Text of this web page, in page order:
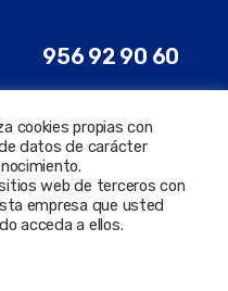
956 92 90 60
Delegación de
cookies propias con
datos de carácter
web de terceros con
empresa que usted
acceda a ellos.